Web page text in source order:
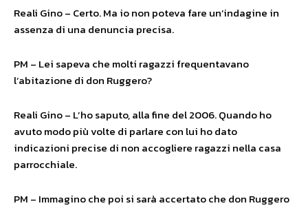
Reali Gino – Certo. Ma io non poteva fare un’indagine in
assenza di una denuncia precisa.
PM – Lei sapeva che molti ragazzi frequentavano
l’abitazione di don Ruggero?
Reali Gino – L’ho saputo, alla fine del 2006. Quando ho
avuto modo più volte di parlare con lui ho dato
indicazioni precise di non accogliere ragazzi nella casa
parrocchiale.
PM – Immagino che poi si sarà accertato che don Ruggero